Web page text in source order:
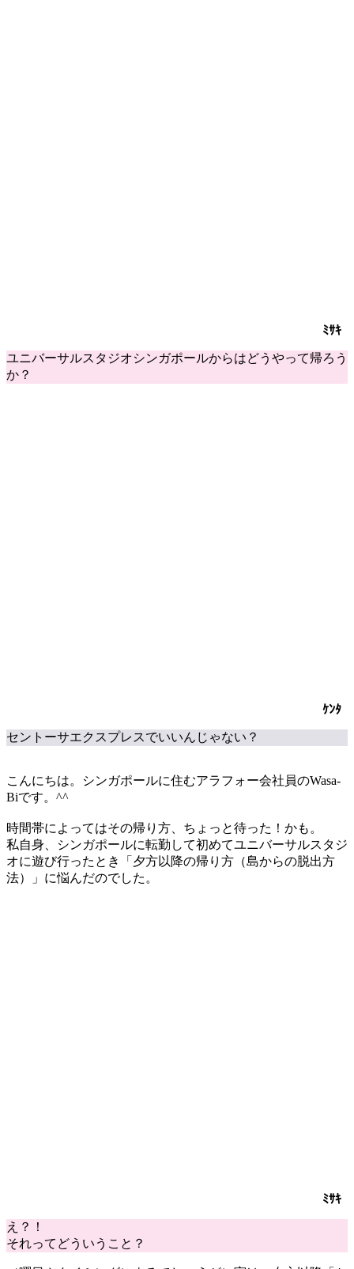
ﾐｻｷ
ユニバーサルスタジオシンガポールからはどうやって帰ろう
か？
ｹﾝﾀ
セントーサエクスプレスでいいんじゃない？
こんにちは。シンガポールに住むアラフォー会社員のWasa-
Biです。^^
時間帯によってはその帰り方、 ちょっと待った！ かも。
私自身、シンガポールに転勤して初めてユニバーサルスタジ
オに遊び行ったとき
「 夕方以降の帰り方（島からの脱出方
法）」 に悩んだのでした。
ﾐｻｷ
え？！
それってどういうこと？